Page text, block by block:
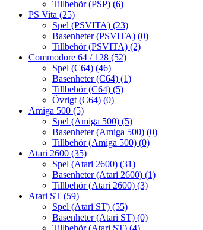
Tillbehör (PSP) (6)
PS Vita (25)
Spel (PSVITA) (23)
Basenheter (PSVITA) (0)
Tillbehör (PSVITA) (2)
Commodore 64 / 128 (52)
Spel (C64) (46)
Basenheter (C64) (1)
Tillbehör (C64) (5)
Övrigt (C64) (0)
Amiga 500 (5)
Spel (Amiga 500) (5)
Basenheter (Amiga 500) (0)
Tillbehör (Amiga 500) (0)
Atari 2600 (35)
Spel (Atari 2600) (31)
Basenheter (Atari 2600) (1)
Tillbehör (Atari 2600) (3)
Atari ST (59)
Spel (Atari ST) (55)
Basenheter (Atari ST) (0)